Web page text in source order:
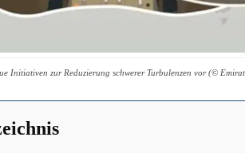
Initiativen zur Reduzierung schwerer Turbulenzen vor (©